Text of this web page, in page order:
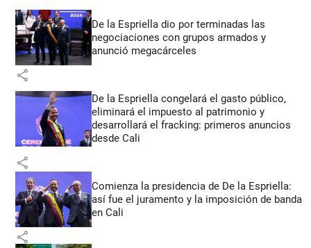
De la Espriella dio por terminadas las
negociaciones con grupos armados y
anunció megacárceles
share
De la Espriella congelará el gasto público,
eliminará el impuesto al patrimonio y
desarrollará el fracking: primeros anuncios
desde Cali
share
Comienza la presidencia de De la Espriella:
así fue el juramento y la imposición de banda
en Cali
share